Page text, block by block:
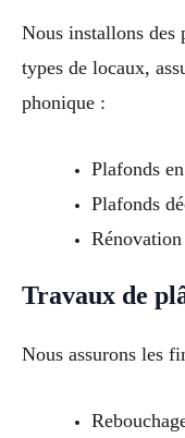
Nous installons des
types de locaux,
phonique :
Plafonds
Plafonds
Travaux de
Nous assurons les